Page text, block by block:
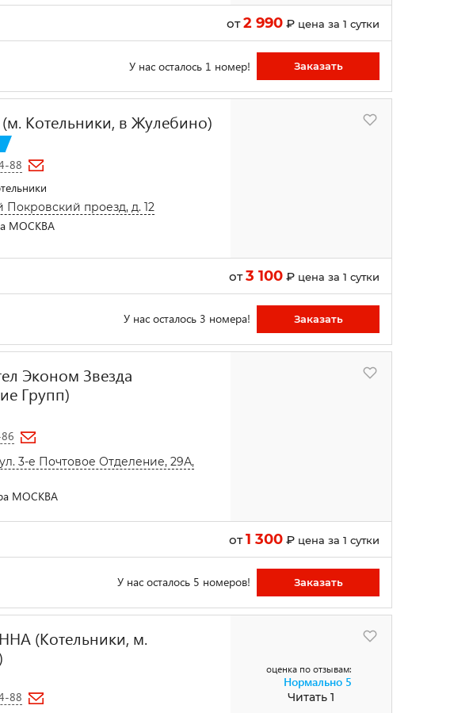
от2 990₽ цена за 1 сутки
У нас осталось 1 номер! Заказать
Котельники, в Жулебино)
88
Покровский проезд, д. 12
МОСКВА
от3 100₽ цена за 1 сутки
У нас осталось 3 номера! Заказать
Эконом Звезда
Групп)
3-е Почтовое Отделение, 29А,
МОСКВА
от1 300₽ цена за 1 сутки
У нас осталось 5 номеров! Заказать
(Котельники, м.
88
оценка по отзывам:
Нормально 5
Читать 1